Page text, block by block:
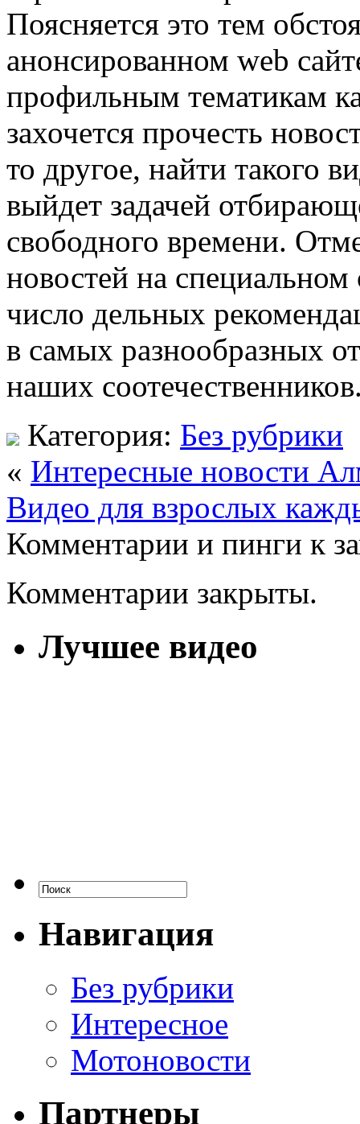
Поясняется это тем
анонсированном web
профильным тематикам
захочется прочесть
то другое, найти такого
выйдет задачей
свободного времени.
новостей на
число дельных
в самых разнообразных
наших
Категория: Без рубрики
« Интересные новости
Видео для взрослых
Комментарии и пинги к
Комментарии закрыты.
Лучшее видео
Навигация
Без рубрики
Интересное
Мотоновости
Партнеры